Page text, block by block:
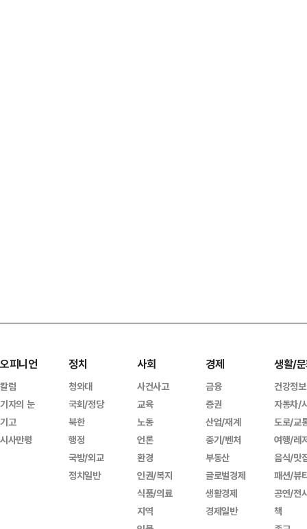
오피니언
칼럼
기자의 눈
기고
시사만평
정치
청와대
국회/정당
북한
행정
국방/외교
정치일반
사회
사건사고
교육
노동
언론
환경
인권/복지
식품/의료
지역
경제
금융
증권
산업/재계
중기/벤처
부동산
글로벌경제
생활경제
경제일반
생활/
건강정보
자동차/
도로/교
여행/레
음식/맛
패션/뷰
공연/전
책